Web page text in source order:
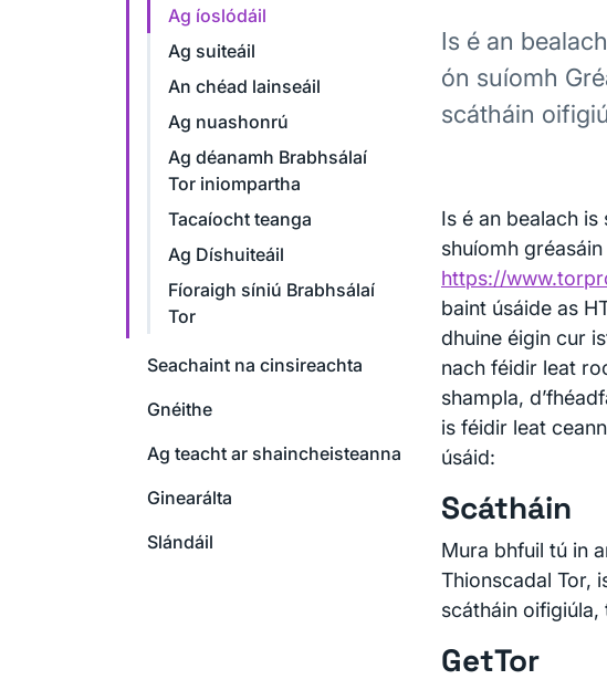
Ag íoslódáil
Ag suiteáil
An chéad lainseáil
Ag nuashonrú
Ag déanamh Brabhsálaí
Tor iniompartha
Tacaíocht teanga
Ag Díshuiteáil
Fíoraigh síniú Brabhsálaí
Tor
Seachaint na cinsireachta
Gnéithe
Ag teacht ar shaincheisteanna
Ginearálta
Slándáil
Is é an
ón suíomh
scátháin
Is é an bealach
shuíomh
https://
baint úsáide as
dhuine éigin cur
nach féidir leat
shampla,
is féidir leat
úsáid:
Scátháin
Mura bhfuil tú in
Thionscadal Tor,
scátháin oifigiúla,
GetTor